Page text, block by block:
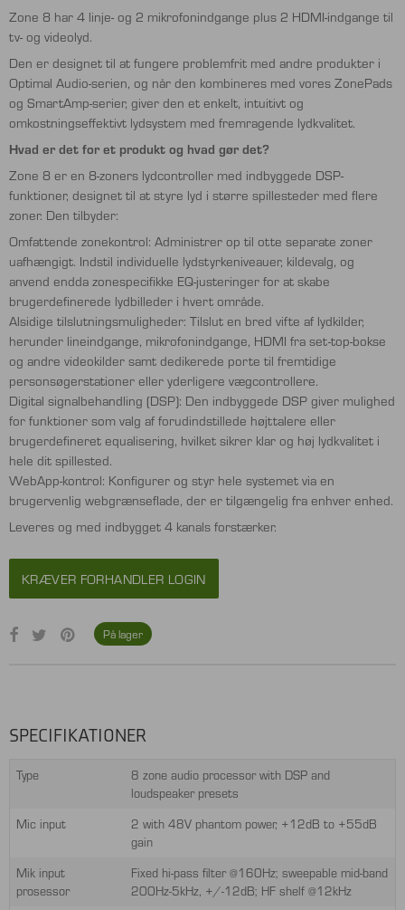
Zone 8 har 4 linje- og 2 mikrofonindgange plus 2 HDMI-indgange til
tv- og videolyd.
Den er designet til at fungere problemfrit med andre produkter i
Optimal Audio-serien, og når den kombineres med vores ZonePads
og SmartAmp-serier, giver den et enkelt, intuitivt og
omkostningseffektivt lydsystem med fremragende lydkvalitet.
Hvad er det for et produkt og hvad gør det?
Zone 8 er en 8-zoners lydcontroller med indbyggede DSP-
funktioner, designet til at styre lyd i større spillesteder med flere
zoner. Den tilbyder:
Omfattende zonekontrol: Administrer op til otte separate zoner
uafhængigt. Indstil individuelle lydstyrkeniveauer, kildevalg, og
anvend endda zonespecifikke EQ-justeringer for at skabe
brugerdefinerede lydbilleder i hvert område.
Alsidige tilslutningsmuligheder: Tilslut en bred vifte af lydkilder,
herunder lineindgange, mikrofonindgange, HDMI fra set-top-bokse
og andre videokilder samt dedikerede porte til fremtidige
personsøgerstationer eller yderligere vægcontrollere.
Digital signalbehandling (DSP): Den indbyggede DSP giver mulighed
for funktioner som valg af forudindstillede højttalere eller
brugerdefineret equalisering, hvilket sikrer klar og høj lydkvalitet i
hele dit spillested.
WebApp-kontrol: Konfigurer og styr hele systemet via en
brugervenlig webgrænseflade, der er tilgængelig fra enhver enhed.
Leveres og med indbygget 4 kanals forstærker.
KRÆVER FORHANDLER LOGIN
På lager
SPECIFIKATIONER
Type
8 zone audio processor with DSP and
loudspeaker presets
Mic input
2 with 48V phantom power, +12dB to +55dB
gain
Mik input
prosessor
Fixed hi-pass filter @160Hz; sweepable mid-band
200Hz-5kHz, +/-12dB; HF shelf @12kHz